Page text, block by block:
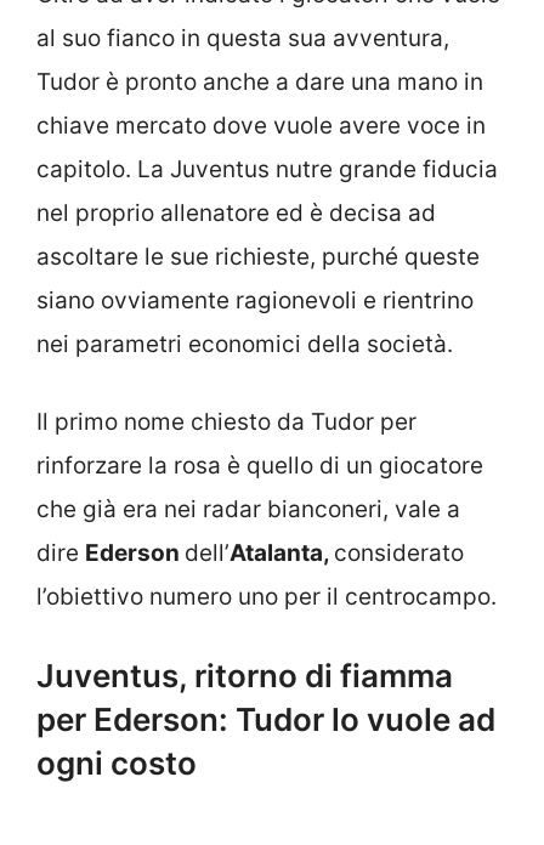
al suo fianco in questa sua avventura,
Tudor è pronto anche a dare una mano in
chiave mercato dove vuole avere voce in
capitolo. La Juventus nutre grande fiducia
nel proprio allenatore ed è decisa ad
ascoltare le sue richieste, purché queste
siano ovviamente ragionevoli e rientrino
nei parametri economici della società.
Il primo nome chiesto da Tudor per
rinforzare la rosa è quello di un giocatore
che già era nei radar bianconeri, vale a
dire Ederson dell’Atalanta, considerato
l’obiettivo numero uno per il centrocampo.
Juventus, ritorno di fiamma
per Ederson: Tudor lo vuole ad
ogni costo